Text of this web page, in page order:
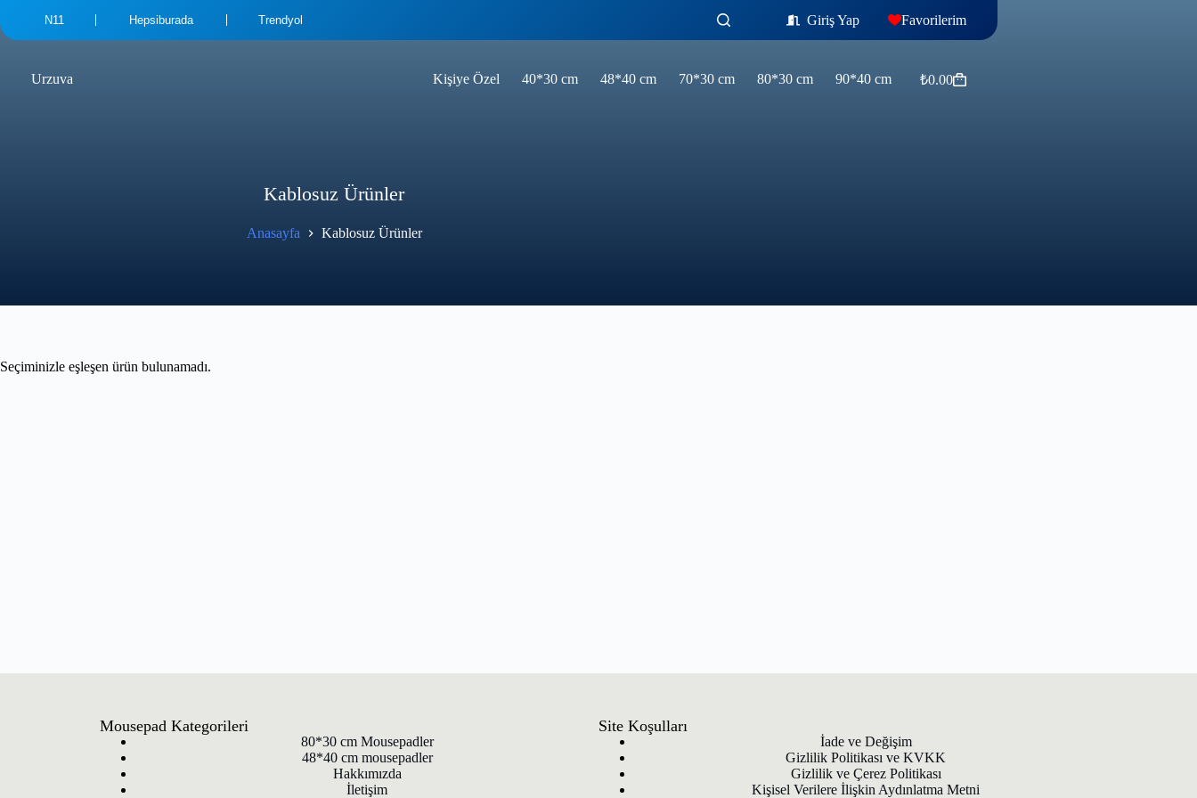
N11 Hepsiburada Trendyol Giriş Yap Favorilerim
Urzuva Kişiye Özel 40*30 cm 48*40 cm 70*30 cm 80*30 cm 90*40 cm ₺0.00
Kablosuz Ürünler
Anasayfa Kablosuz Ürünler
Seçiminizle eşleşen ürün bulunamadı.
Mousepad Kategorileri
80*30 cm Mousepadler
48*40 cm mousepadler
Hakkımızda
İletişim
Site Koşulları
İade ve Değişim
Gizlilik Politikası ve KVKK
Gizlilik ve Çerez Politikası
Kişisel Verilere İlişkin Aydınlatma Metni